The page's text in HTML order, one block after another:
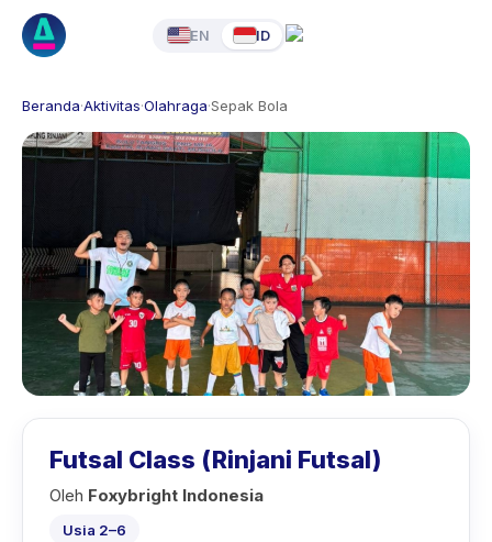
EN ID
Beranda·Aktivitas·Olahraga·Sepak Bola
Futsal Class (Rinjani Futsal)
Oleh Foxybright Indonesia
Usia 2–6